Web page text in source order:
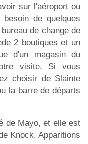
sur l'aéroport ou
de quelques
de change de
2 boutiques et un
d'un magasin du
visite. Si vous
choisir de Slainte
la barre de départs
de Mayo, et elle est
Knock. Apparitions